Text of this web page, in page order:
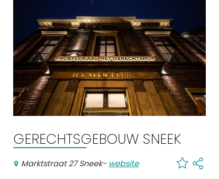
Bezienswaardigheden
Winkelen, uitgaan en doen
Eten, drinken & uitgaan
Watersport
Overnachten
Winkelen
En meer
Arrangementen
GERECHTSGEBOUW SNEEK
Marktstraat 27 Sneek- website